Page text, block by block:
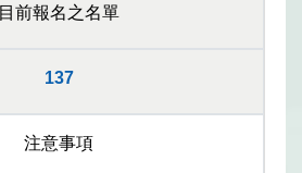
目前報名之名單
137
注意事項